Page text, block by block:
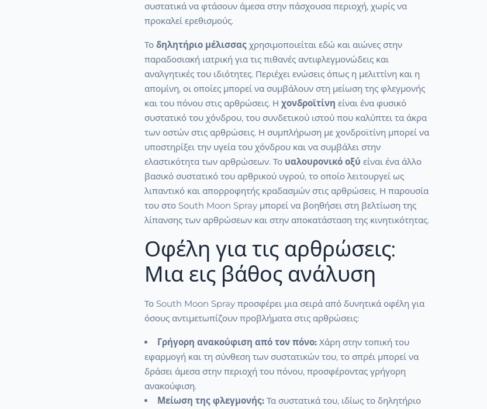
συστατικά να φτάσουν άμεσα στην πάσχουσα περιοχή, χωρίς να
προκαλεί ερεθισμούς.
Τοδηλητήριο μέλισσας χρησιμοποιείται εδώ και αιώνες στην
παραδοσιακή ιατρική για τις πιθανές αντιφλεγμονώδεις και
αναλγητικές του ιδιότητες. Περιέχει ενώσεις όπως η μελιττίνη και η
απομίνη, οι οποίες μπορεί να συμβάλουν στη μείωση της φλεγμονής
και του πόνου στις αρθρώσεις. Ηχονδροϊτίνη είναι ένα φυσικό
συστατικό του χόνδρου, του συνδετικού ιστού που καλύπτει τα άκρα
των οστών στις αρθρώσεις. Η συμπλήρωση με χονδροϊτίνη μπορεί να
υποστηρίξει την υγεία του χόνδρου και να συμβάλει στην
ελαστικότητα των αρθρώσεων. Το υαλουρονικό οξύ είναι ένα άλλο
βασικό συστατικό του αρθρικού υγρού, το οποίο λειτουργεί ως
λιπαντικό και απορροφητής κραδασμών στις αρθρώσεις. Η παρουσία
του στο South Moon Spray μπορεί να βοηθήσει στη βελτίωση της
λίπανσης των αρθρώσεων και στην αποκατάσταση της κινητικότητας.
Οφέλη για τις αρθρώσεις:
Μια εις βάθος ανάλυση
Το South Moon Spray προσφέρει μια σειρά από δυνητικά οφέλη για
όσους αντιμετωπίζουν προβλήματα στις αρθρώσεις:
Γρήγορη ανακούφιση από τον πόνο:Χάρη στην τοπική του
εφαρμογή και τη σύνθεση των συστατικών του, το σπρέι μπορεί να
δράσει άμεσα στην περιοχή του πόνου, προσφέροντας γρήγορη
ανακούφιση.
Μείωση της φλεγμονής:Τα συστατικά του, ιδίως το δηλητήριο